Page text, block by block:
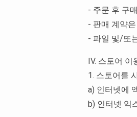
- 주문 후 구
- 판매 계약
- 파일 및/또
IV. 스토어
1. 스토어를
a) 인터넷에
b) 인터넷 익